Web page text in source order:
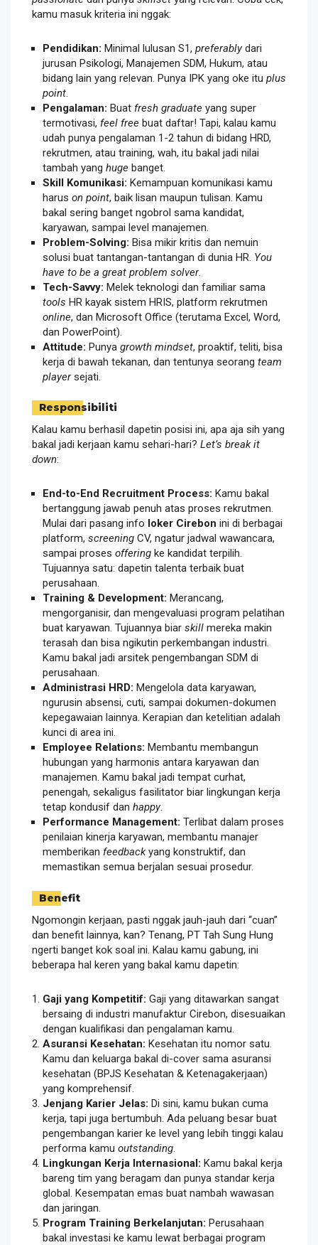
kamu masuk kriteria ini nggak:
Pendidikan: Minimal lulusan S1, preferablydari
jurusan Psikologi, Manajemen SDM, Hukum, atau
bidang lain yang relevan. Punya IPK yang oke itu plus
point
Pengalaman: Buat fresh graduate yang super
termotivasi, feel free buat daftar! Tapi, kalau kamu
udah punya pengalaman 1-2 tahun di bidang HRD,
rekrutmen, atau training, wah, itu bakal jadi nilai
tambah yang huge banget.
Skill Komunikasi: Kemampuan komunikasi kamu
harus on point, baik lisan maupun tulisan. Kamu
bakal sering banget ngobrol sama kandidat,
karyawan, sampai level manajemen.
Problem-Solving: Bisa mikir kritis dan nemuin
solusi buat tantangan-tantangan di dunia HR. You
have to be a great problem solver.
Tech-Savvy: Melek teknologi dan familiar sama
tools HR kayak sistem HRIS, platform rekrutmen
online, dan Microsoft Office (terutama Excel, Word,
dan PowerPoint).
Attitude: Punya growth mindset, proaktif, teliti, bisa
kerja di bawah tekanan, dan tentunya seorang team
playersejati.
Responsibiliti
Kalau kamu berhasil dapetin posisi ini, apa aja sih yang
bakal jadi kerjaan kamu sehari-hari? Let’s break it
down:
End-to-End Recruitment Process: Kamu bakal
bertanggung jawab penuh atas proses rekrutmen.
Mulai dari pasang info loker Cirebon ini di berbagai
platform, screening CV, ngatur jadwal wawancara,
sampai proses offering ke kandidat terpilih.
Tujuannya satu: dapetin talenta terbaik buat
perusahaan.
Training & Development: Merancang,
mengorganisir, dan mengevaluasi program pelatihan
buat karyawan. Tujuannya biar skill mereka makin
terasah dan bisa ngikutin perkembangan industri.
Kamu bakal jadi arsitek pengembangan SDM di
perusahaan.
Administrasi HRD: Mengelola data karyawan,
ngurusin absensi, cuti, sampai dokumen-dokumen
kepegawaian lainnya. Kerapian dan ketelitian adalah
kunci di area ini.
Employee Relations: Membantu membangun
hubungan yang harmonis antara karyawan dan
manajemen. Kamu bakal jadi tempat curhat,
penengah, sekaligus fasilitator biar lingkungan kerja
tetap kondusif dan happy.
Performance Management: Terlibat dalam proses
penilaian kinerja karyawan, membantu manajer
memberikan feedbackyang konstruktif, dan
memastikan semua berjalan sesuai prosedur.
Benefit
Ngomongin kerjaan, pasti nggak jauh-jauh dari “cuan”
dan benefit lainnya, kan? Tenang, PT Tah Sung Hung
ngerti banget kok soal ini. Kalau kamu gabung, ini
beberapa hal keren yang bakal kamu dapetin:
Gaji yang Kompetitif: Gaji yang ditawarkan sangat
bersaing di industri manufaktur Cirebon, disesuaikan
dengan kualifikasi dan pengalaman kamu.
Asuransi Kesehatan: Kesehatan itu nomor satu.
Kamu dan keluarga bakal di-cover sama asuransi
kesehatan (BPJS Kesehatan & Ketenagakerjaan)
yang komprehensif.
Jenjang Karier Jelas: Di sini, kamu bukan cuma
kerja, tapi juga bertumbuh. Ada peluang besar buat
pengembangan karier ke level yang lebih tinggi kalau
performa kamu outstanding
Lingkungan Kerja Internasional: Kamu bakal kerja
bareng tim yang beragam dan punya standar kerja
global. Kesempatan emas buat nambah wawasan
dan jaringan.
Program Training Berkelanjutan: Perusahaan
bakal investasi ke kamu lewat berbagai program